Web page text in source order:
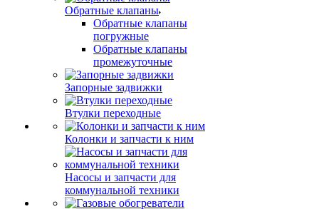
Обратные клапаны
Обратные клапаны
погружные
Обратные клапаны
промежуточные
Запорные задвижки
Втулки переходные
Колонки и запчасти к ним
Насосы и запчасти для
коммунальной техники